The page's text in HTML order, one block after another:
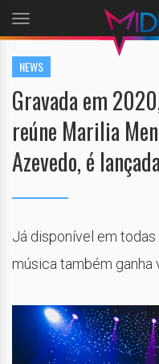
Toggle
navigation
NEWS
Gravada em
reúne Marilia
Azevedo, é lançada
Já disponível em
música também ganha